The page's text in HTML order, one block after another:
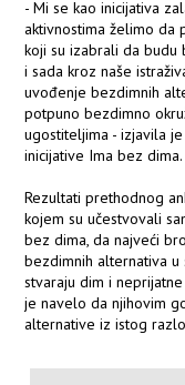
- Mi se kao inicijativa
aktivnostima želimo da
koji su izabrali da budu
i sada kroz naše
uvođenje bezdimnih
potpuno bezdimno
ugostiteljima - izjavila
inicijative Ima bez dima.
Rezultati prethodnog
kojem su učestvovali
bez dima, da najveći
bezdimnih alternativa
stvaraju dim i
je navelo da njihovim
alternative iz istog